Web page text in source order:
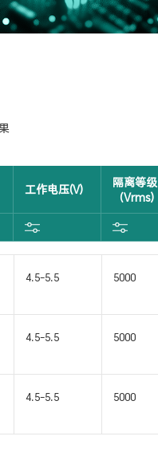
工作电压(V)
隔离等级
（Vrms)
4.5-5.5 5000
4.5-5.5 5000
4.5-5.5 5000